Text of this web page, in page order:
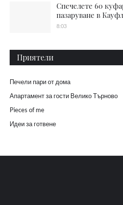
Спечелете 60
пазаруване в
8:03
Приятели
Печели пари от дома
Апартамент за гости Велико Търново
Pieces of me
Идеи за готвене